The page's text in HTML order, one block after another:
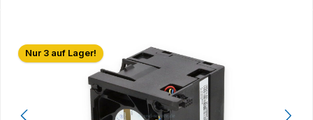
Bildergalerie überspringen
Nur 3 auf Lager!